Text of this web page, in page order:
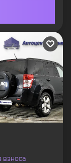
взноса